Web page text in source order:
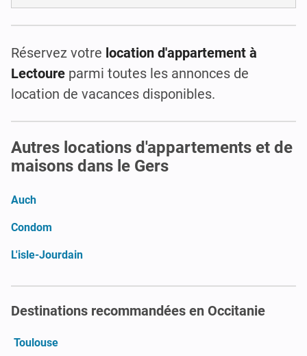
Réservez votre location d'appartement à
Lectoure parmi toutes les annonces de
location de vacances disponibles.
Autres locations d'appartements et de
maisons dans le Gers
Auch
Condom
L'isle-Jourdain
Destinations recommandées en Occitanie
Toulouse